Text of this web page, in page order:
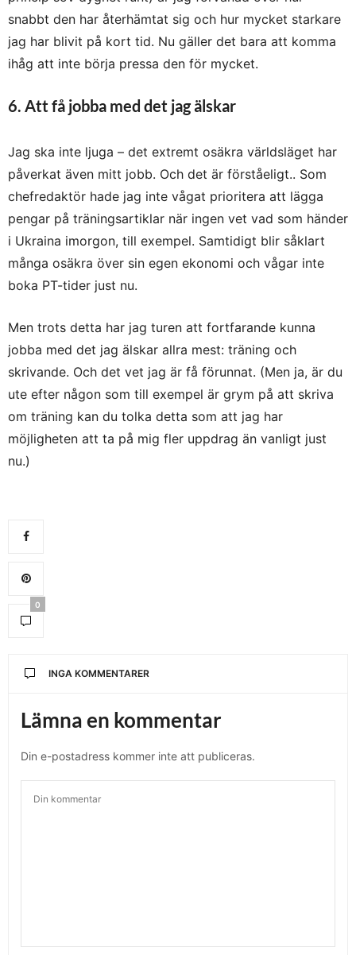
snabbt den har återhämtat sig och hur mycket starkare
jag har blivit på kort tid. Nu gäller det bara att komma
ihåg att inte börja pressa den för mycket.
6. Att få jobba med det jag älskar
Jag ska inte ljuga – det extremt osäkra världsläget har
påverkat även mitt jobb. Och det är förståeligt.. Som
chefredaktör hade jag inte vågat prioritera att lägga
pengar på träningsartiklar när ingen vet vad som händer
i Ukraina imorgon, till exempel. Samtidigt blir såklart
många osäkra över sin egen ekonomi och vågar inte
boka PT-tider just nu.
Men trots detta har jag turen att fortfarande kunna
jobba med det jag älskar allra mest: träning och
skrivande. Och det vet jag är få förunnat. (Men ja, är du
ute efter någon som till exempel är grym på att skriva
om träning kan du tolka detta som att jag har
möjligheten att ta på mig fler uppdrag än vanligt just
nu.)
0
INGA KOMMENTARER
Lämna en kommentar
Din e-postadress kommer inte att publiceras.